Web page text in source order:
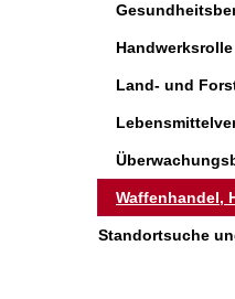
Handwerksrolle
Land- und
Waffenhandel,
Standortsuche